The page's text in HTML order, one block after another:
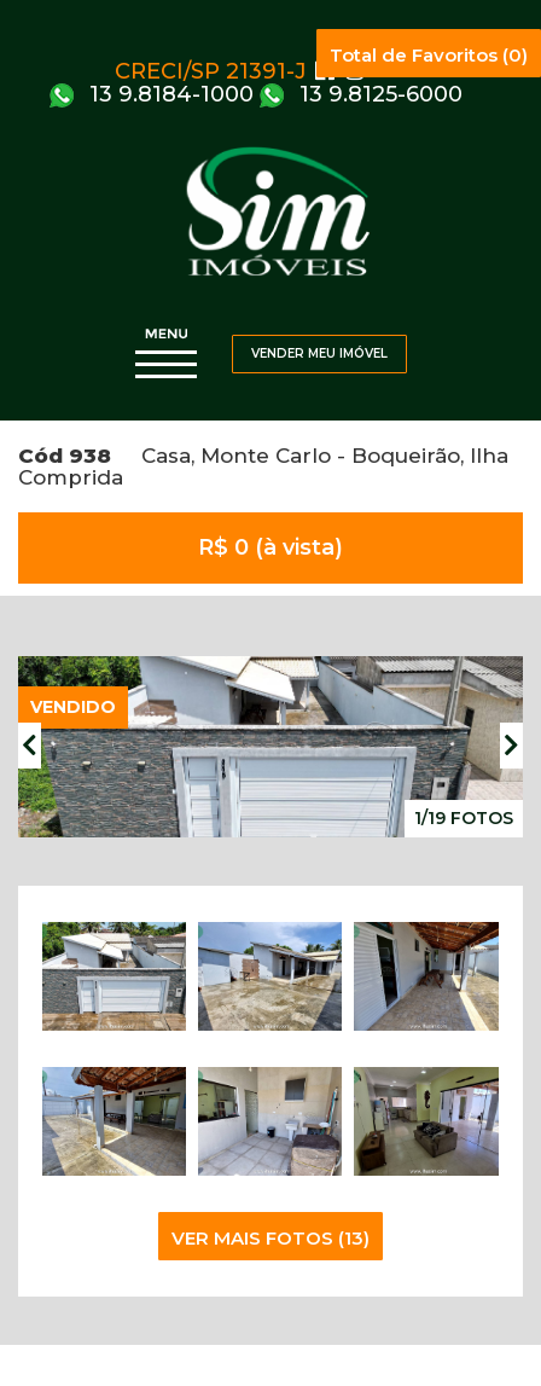
CRECI/SP 21391-J
13 9.8184-1000
13 9.8125-6000
Total de Favoritos (0)
VENDER MEU IMÓVEL
Cód 938 Casa, Monte Carlo - Boqueirão, Ilha
Comprida
R$ 0 (à vista)
VENDIDO
1/19 FOTOS
VER MAIS FOTOS (13)